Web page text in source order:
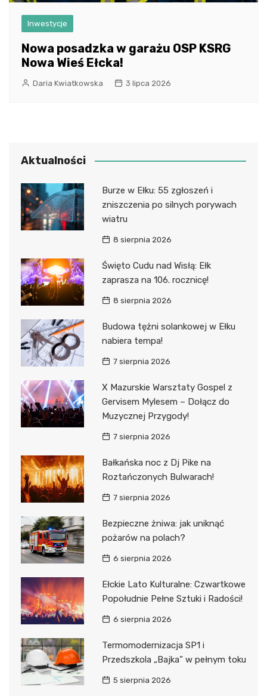
Inwestycje
Nowa posadzka w garażu OSP KSRG
Nowa Wieś Ełcka!
Daria Kwiatkowska 3 lipca 2026
Aktualności
Burze w Ełku: 55 zgłoszeń i
zniszczenia po silnych porywach
wiatru
8 sierpnia 2026
Święto Cudu nad Wisłą: Ełk
zaprasza na 106. rocznicę!
8 sierpnia 2026
Budowa tężni solankowej w Ełku
nabiera tempa!
7 sierpnia 2026
X Mazurskie Warsztaty Gospel z
Gervisem Mylesem – Dołącz do
Muzycznej Przygody!
7 sierpnia 2026
Bałkańska noc z Dj Pike na
Roztańczonych Bulwarach!
7 sierpnia 2026
Bezpieczne żniwa: jak uniknąć
pożarów na polach?
6 sierpnia 2026
Ełckie Lato Kulturalne: Czwartkowe
Popołudnie Pełne Sztuki i Radości!
6 sierpnia 2026
Termomodernizacja SP1 i
Przedszkola „Bajka” w pełnym toku
5 sierpnia 2026